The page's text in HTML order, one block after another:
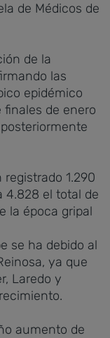
de Médicos de
de la
las
epidémico
de enero
1.290
4.828 el total de
la época gripal
se ha debido al
ya que
Laredo y
aumento de